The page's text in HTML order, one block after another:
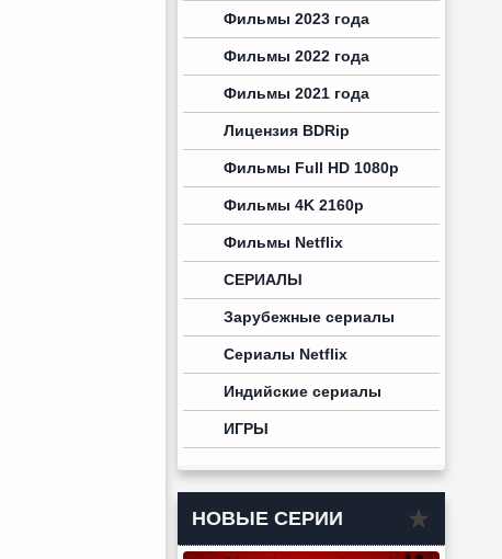
Фильмы 2023 года
Фильмы 2022 года
Фильмы 2021 года
Лицензия BDRip
Фильмы Full HD 1080p
Фильмы 4K 2160p
Фильмы Netflix
СЕРИАЛЫ
Зарубежные сериалы
Сериалы Netflix
Индийские сериалы
ИГРЫ
НОВЫЕ СЕРИИ